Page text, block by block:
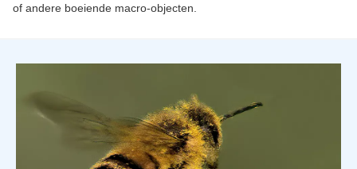
of andere boeiende macro-objecten.